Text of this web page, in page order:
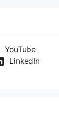
YouTube
LinkedIn